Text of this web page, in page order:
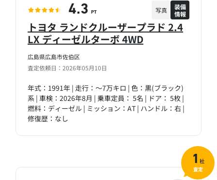
広島県広島市佐伯区
査定依頼日：2026年05月10日
トヨタ ランドクルーザープラド 2.4
LX ディーゼルターボ 4WD
年式：1991年 | 走行：～7万キロ | 色：黒(ブラック)
系 | 車検：2026年8月 | 乗車定員： 5名 | ドア： 5枚 |
燃料：ディーゼル | ミッション：AT | ハンドル：右 |
修復歴：なし
4.3 PT 写真
装備
情報
1 社
査定